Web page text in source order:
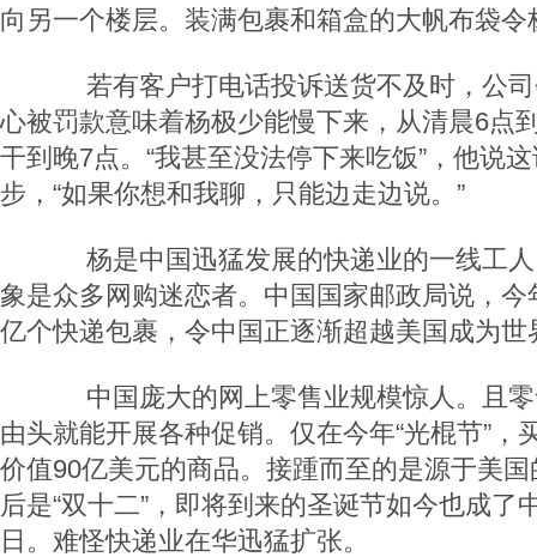
向另一个楼层。装满包裹和箱盒的大帆布袋
若有客户打电话投诉送货不及时，公司
心被罚款意味着杨极少能慢下来，从清晨6点
干到晚7点。“我甚至没法停下来吃饭”，他说
步，“如果你想和我聊，只能边走边说。”
杨是中国迅猛发展的快递业的一线工人
象是众多网购迷恋者。中国国家邮政局说，
亿个快递包裹，令中国正逐渐超越美国成为
中国庞大的网上零售业规模惊人。且零
由头就能开展各种促销。仅在今年“光棍节”，
价值90亿美元的商品。接踵而至的是源于美国
后是“双十二”，即将到来的圣诞节如今也成了
日。难怪快递业在华迅猛扩张。